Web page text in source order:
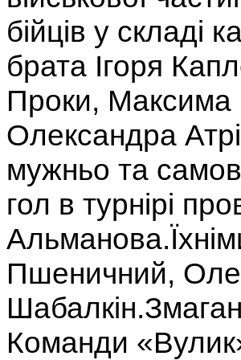
бійців у складі
брата Ігоря
Проки, Максима
Олександра
мужньо та
гол в турнірі
Пшеничний,
Команди